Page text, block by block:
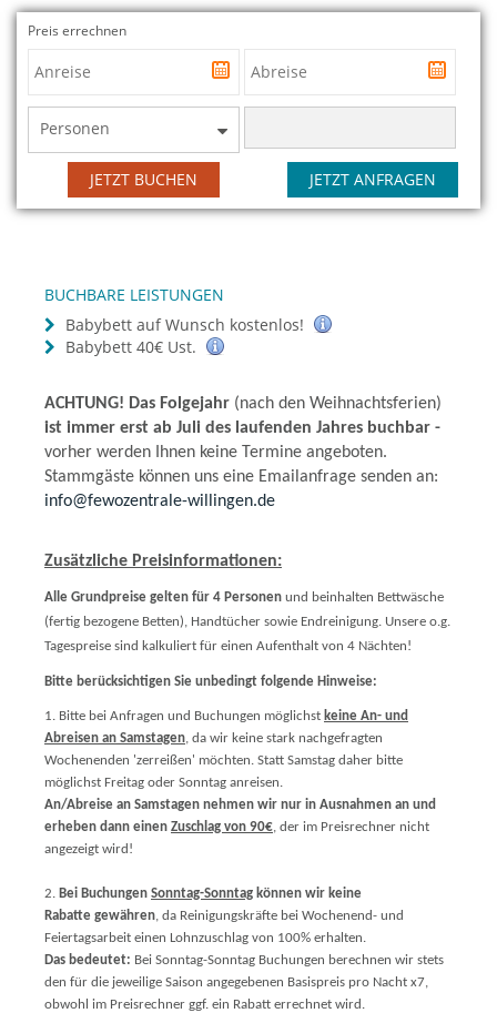
Preis errechnen
Personen
JETZT ANFRAGEN
JETZT BUCHEN
BUCHBARE LEISTUNGEN
Babybett auf Wunsch kostenlos!
Babybett 40€ Ust.
ACHTUNG! Das Folgejahr (nach den Weihnachtsferien)
ist immer erst ab Juli des laufenden Jahres buchbar -
vorher werden Ihnen keine Termine angeboten.
Stammgäste können uns eine Emailanfrage senden an:
info@fewozentrale-willingen.de
Zusätzliche Preisinformationen:
Alle Grundpreise gelten für 4 Personen und beinhalten Bettwäsche
(fertig bezogene Betten), Handtücher sowie Endreinigung. Unsere o.g.
Tagespreise sind kalkuliert für einen Aufenthalt von 4 Nächten!
Bitte berücksichtigen Sie unbedingt folgende Hinweise:
1. Bitte bei Anfragen und Buchungen möglichst keine An- und
Abreisen an Samstagen, da wir keine stark nachgefragten
Wochenenden 'zerreißen' möchten. Statt Samstag daher bitte
möglichst Freitag oder Sonntag anreisen.
An/Abreise an Samstagen nehmen wir nur in Ausnahmen an und
erheben dann einen Zuschlag von 90€, der im Preisrechner nicht
angezeigt wird!
2. Bei Buchungen Sonntag-Sonntag können wir keine
Rabatte gewähren, da Reinigungskräfte bei Wochenend- und
Feiertagsarbeit einen Lohnzuschlag von 100% erhalten.
Das bedeutet: Bei Sonntag-Sonntag Buchungen berechnen wir stets
den für die jeweilige Saison angegebenen Basispreis pro Nacht x7,
obwohl im Preisrechner ggf. ein Rabatt errechnet wird.